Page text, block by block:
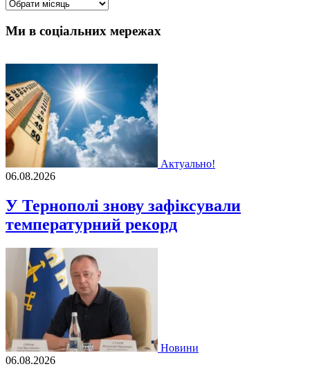
Ми в соціальних мережах
Актуально!
06.08.2026
У Тернополі знову зафіксували
температурний рекорд
Новини
06.08.2026